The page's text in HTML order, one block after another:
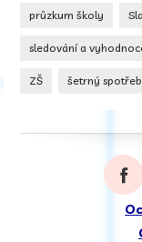
průzkum školy
sledování a
ZŠ šetrný